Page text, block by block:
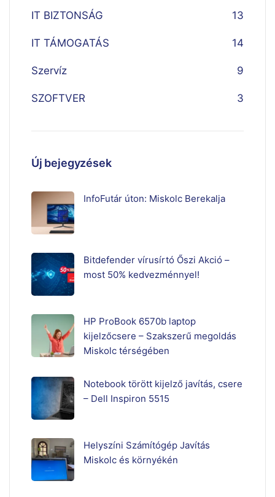
IT BIZTONSÁG 13
IT TÁMOGATÁS 14
Szervíz 9
SZOFTVER 3
Új bejegyzések
InfoFutár úton: Miskolc Berekalja
Bitdefender vírusírtó Őszi Akció –
most 50% kedvezménnyel!
HP ProBook 6570b laptop
kijelzőcsere – Szakszerű megoldás
Miskolc térségében
Notebook törött kijelző javítás, csere
– Dell Inspiron 5515
Helyszíni Számítógép Javítás
Miskolc és környékén